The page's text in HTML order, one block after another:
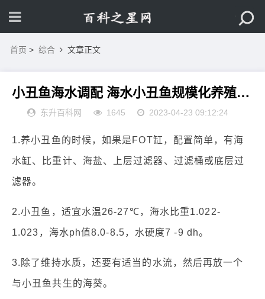
首页 > 综合 文章正文
小丑鱼海水调配 海水小丑鱼规模化养殖技术研究
东升百科网 1645 2023-04-23 09:12:24
1.养小丑鱼的时候，如果是FOT缸，配置简单，有海
水缸、比重计、海盐、上层过滤器、过滤桶或底层过
滤器。
2.小丑鱼，适宜水温26-27℃，海水比重1.022-
1.023，海水ph值8.0-8.5，水硬度7 -9 dh。
3.除了维持水质，还要有适当的水流，然后再放一个
与小丑鱼共生的海葵。